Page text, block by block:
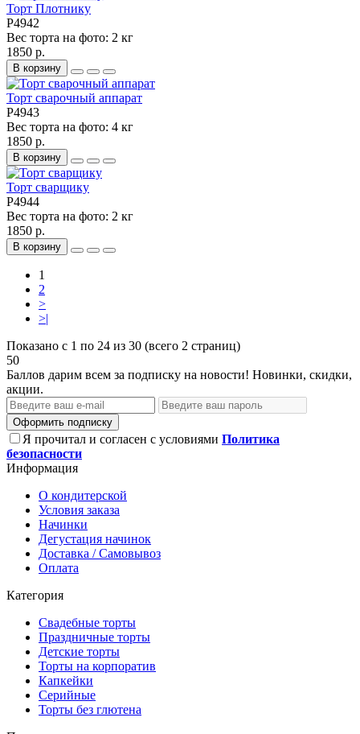
Торт Плотнику
P4942
Вес торта на фото: 2 кг
1850 р.
В корзину
Торт сварочный аппарат
P4943
Вес торта на фото: 4 кг
1850 р.
В корзину
Торт сварщику
P4944
Вес торта на фото: 2 кг
1850 р.
В корзину
1
2
>
>|
Показано с 1 по 24 из 30 (всего 2 страниц)
50
Баллов дарим всем за подписку на новости! Новинки, скидки,
акции.
Оформить подписку
Я прочитал и согласен с условиями Политика
безопасности
Информация
О кондитерской
Условия заказа
Начинки
Дегустация начинок
Доставка / Самовывоз
Оплата
Категория
Свадебные торты
Праздничные торты
Детские торты
Торты на корпоратив
Капкейки
Серийные
Торты без глютена